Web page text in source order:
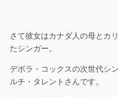
さて彼女はカナダ人の母とカ
たシンガー。
デボラ・コックスの次世代シ
ルチ・タレントさんです。